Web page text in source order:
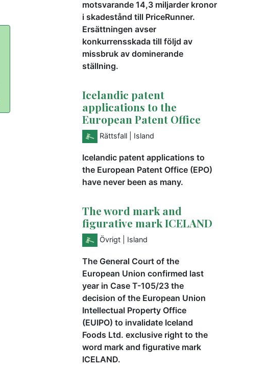
motsvarande 14,3 miljarder kronor
i skadestånd till PriceRunner.
Ersättningen avser
konkurrensskada till följd av
missbruk av dominerande
ställning.
Icelandic patent
applications to the
European Patent Office
Rättsfall | Island
Icelandic patent applications to
the European Patent Office (EPO)
have never been as many.
The word mark and
figurative mark ICELAND
Övrigt | Island
The General Court of the
European Union confirmed last
year in Case T-105/23 the
decision of the European Union
Intellectual Property Office
(EUIPO) to invalidate Iceland
Foods Ltd. exclusive right to the
word mark and figurative mark
ICELAND.